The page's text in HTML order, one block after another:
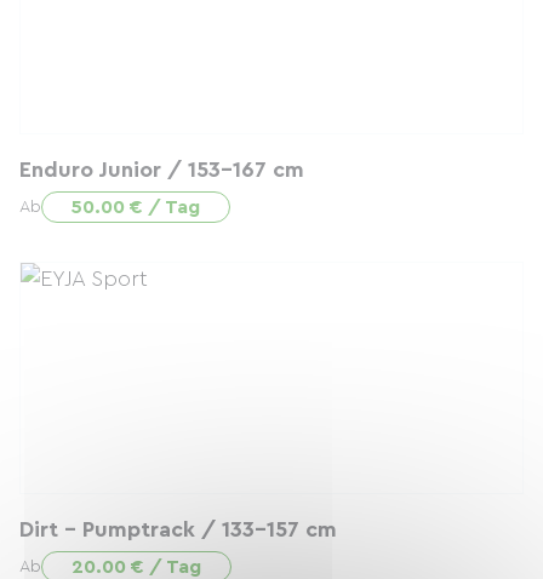
Enduro Junior / 153-167 cm
Ab 50.00 € / Tag
Dirt - Pumptrack / 133-157 cm
Ab 20.00 € / Tag